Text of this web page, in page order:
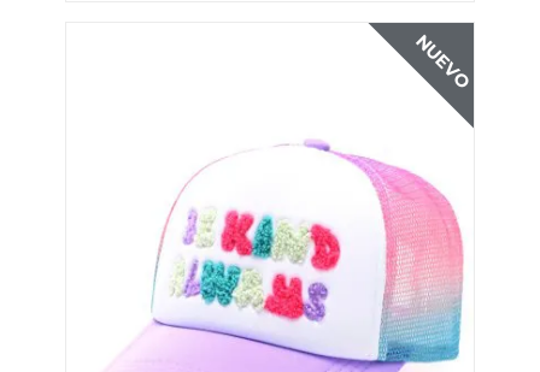
NUEVO